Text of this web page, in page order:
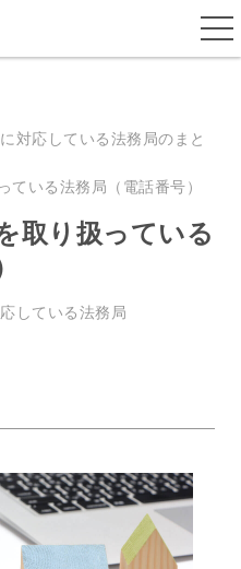
対応している法務局のまと
ている法務局（電話番号）
取り扱っている
している法務局